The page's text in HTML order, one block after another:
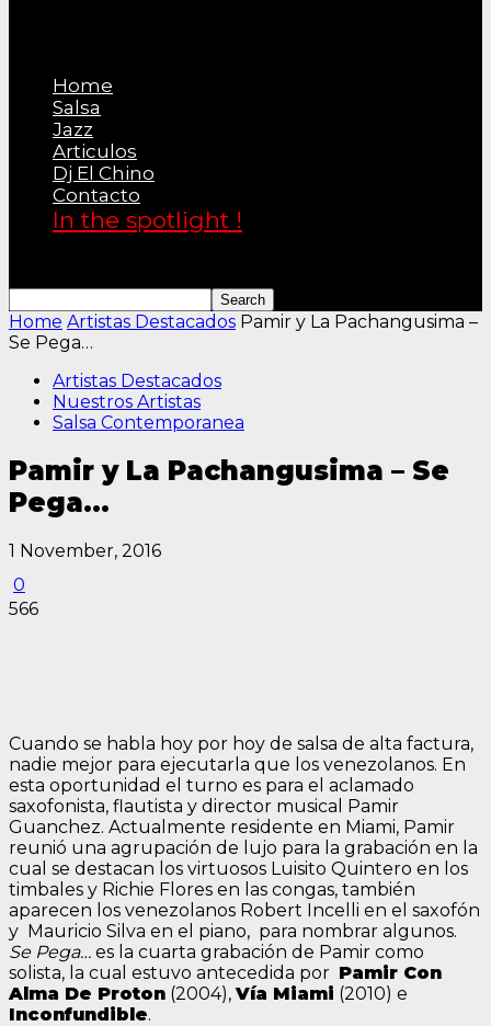
Home
Salsa
Jazz
Articulos
Dj El Chino
Contacto
In the spotlight !
Home Artistas Destacados Pamir y La Pachangusima –
Se Pega…
Artistas Destacados
Nuestros Artistas
Salsa Contemporanea
Pamir y La Pachangusima – Se
Pega…
1 November, 2016
0
566
Cuando se habla hoy por hoy de salsa de alta factura,
nadie mejor para ejecutarla que los venezolanos. En
esta oportunidad el turno es para el aclamado
saxofonista, flautista y director musical Pamir
Guanchez. Actualmente residente en Miami, Pamir
reunió una agrupación de lujo para la grabación en la
cual se destacan los virtuosos Luisito Quintero en los
timbales y Richie Flores en las congas, también
aparecen los venezolanos Robert Incelli en el saxofón
y Mauricio Silva en el piano, para nombrar algunos.
Se Pega… es la cuarta grabación de Pamir como
solista, la cual estuvo antecedida por Pamir Con
Alma De Proton (2004),Vía Miami (2010) e
Inconfundible.